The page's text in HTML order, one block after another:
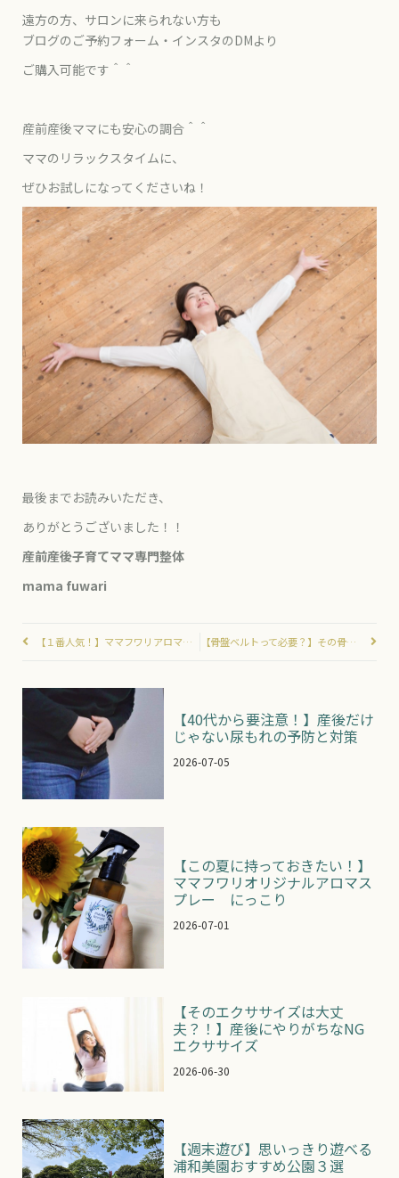
遠方の方、サロンに来られない方も
ブログのご予約フォーム・インスタのDMより
ご購入可能です＾＾
産前産後ママにも安心の調合＾＾
ママのリラックスタイムに、
ぜひお試しになってくださいね！
最後までお読みいただき、
ありがとうございました！！
産前産後子育てママ専門整体
mama fuwari
【１番人気！】ママフワリアロマスプレーふわり 【骨盤ベルトって必要？】その骨盤ベルト『なんとなく』つけてませんか？？
【40代から要注意！】産後だけ
じゃない尿もれの予防と対策
2026-07-05
【この夏に持っておきたい！】
ママフワリオリジナルアロマス
プレー にっこり
2026-07-01
【そのエクササイズは大丈
夫？！】産後にやりがちなNG
エクササイズ
2026-06-30
【週末遊び】思いっきり遊べる
浦和美園おすすめ公園３選